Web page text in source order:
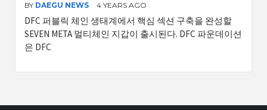
BY DAEGU NEWS 4 YEARS AGO
DFC 퍼블릭 체인 생태계에서 핵심 섹션 구축을 완성할
SEVEN META 멀티체인 지갑이 출시된다. DFC 파운데이션
은 DFC